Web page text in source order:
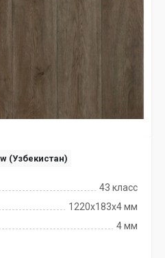
(Узбекистан)
43 класс
1220х183х4 мм
4 мм